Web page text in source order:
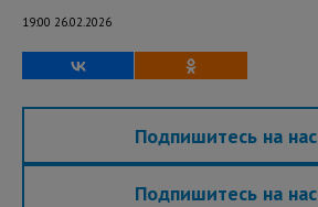
19:00 26.02.2026
Подпишитесь на нас
Подпишитесь на нас